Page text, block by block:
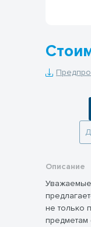
Описание
не только
предметам